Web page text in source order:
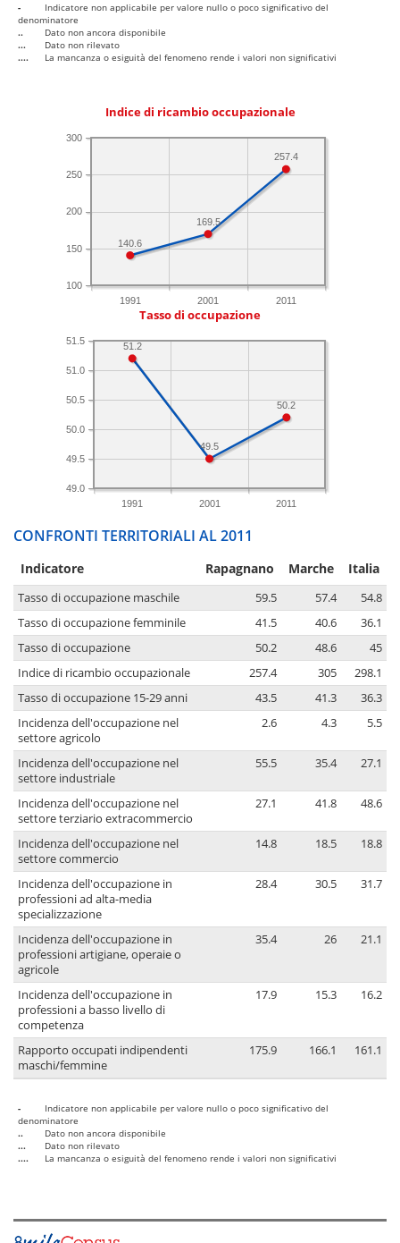
-
Indicatore non applicabile per valore nullo o poco significativo del
denominatore
..
Dato non ancora disponibile
...
Dato non rilevato
....
La mancanza o esiguità del fenomeno rende i valori non significativi
Indice di ricambio occupazionale
1991 2001 2011
100
150
200
250
300
257.4
169.5
140.6
Tasso di occupazione
1991 2001 2011
49.0
49.5
50.0
50.5
51.0
51.5
50.2
49.5
51.2
CONFRONTI TERRITORIALI AL 2011
Indicatore Rapagnano Marche Italia
Tasso di occupazione maschile 59.5 57.4
54.8
Tasso di occupazione femminile
41.5 40.6
36.1
Tasso di occupazione
50.2 48.6
45
Indice di ricambio occupazionale
257.4 305
298.1
Tasso di occupazione 15-29 anni
43.5 41.3
36.3
Incidenza dell'occupazione nel
settore agricolo
2.6 4.3 5.5
Incidenza dell'occupazione nel
settore industriale
55.5 35.4 27.1
Incidenza dell'occupazione nel
settore terziario extracommercio
27.1 41.8 48.6
Incidenza dell'occupazione nel
settore commercio
14.8 18.5 18.8
Incidenza dell'occupazione in
professioni ad alta-media
specializzazione
28.4 30.5 31.7
Incidenza dell'occupazione in
professioni artigiane, operaie o
agricole
35.4 26 21.1
Incidenza dell'occupazione in
professioni a basso livello di
competenza
17.9 15.3 16.2
Rapporto occupati indipendenti
maschi/femmine
175.9 166.1 161.1
-
Indicatore non applicabile per valore nullo o poco significativo del
denominatore
..
Dato non ancora disponibile
...
Dato non rilevato
....
La mancanza o esiguità del fenomeno rende i valori non significativi